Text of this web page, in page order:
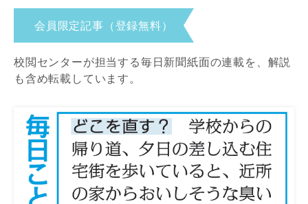
会員限定記事（登録無料）
校閲センターが担当する毎日新聞紙面の連載を、解説
も含め転載しています。